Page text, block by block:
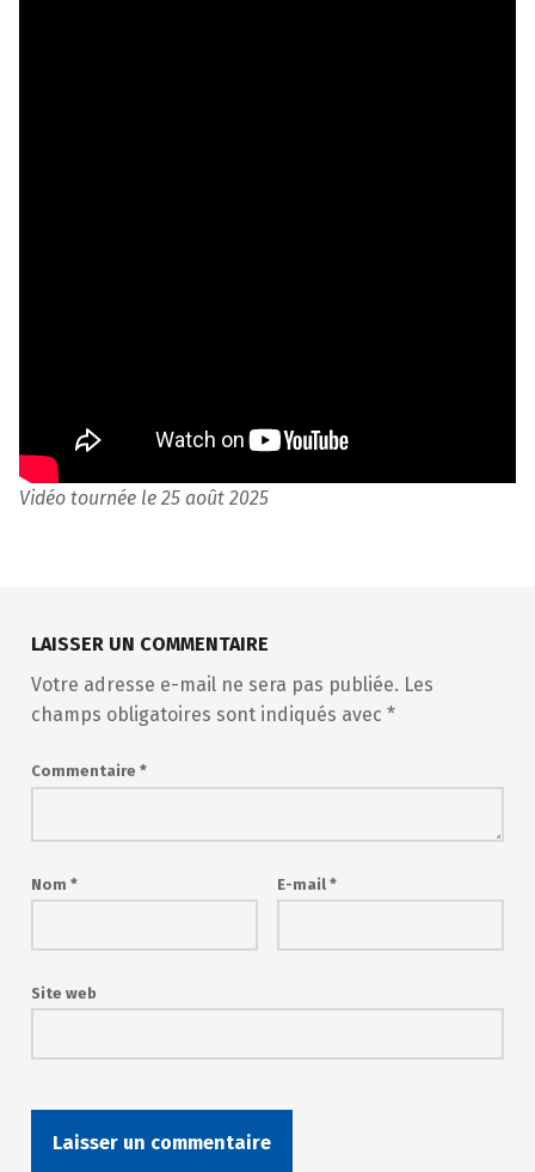
Vidéo tournée le 25 août 2025
LAISSER UN COMMENTAIRE
Votre adresse e-mail ne sera pas publiée. Les
champs obligatoires sont indiqués avec *
Commentaire *
Nom * E-mail *
Site web